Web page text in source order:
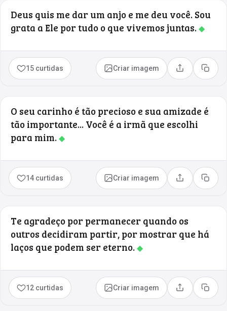
Deus quis me dar um anjo e me deu você. Sou
grata a Ele por tudo o que vivemos juntas.◆
15 curtidas Criar imagem Compartilhar
Copiar
O seu carinho é tão precioso e sua amizade é
tão importante... Você é a irmã que escolhi
para mim.◆
14 curtidas Criar imagem Compartilhar
Copiar
Te agradeço por permanecer quando os
outros decidiram partir, por mostrar que há
laços que podem ser eterno.◆
12 curtidas Criar imagem Compartilhar
Copiar